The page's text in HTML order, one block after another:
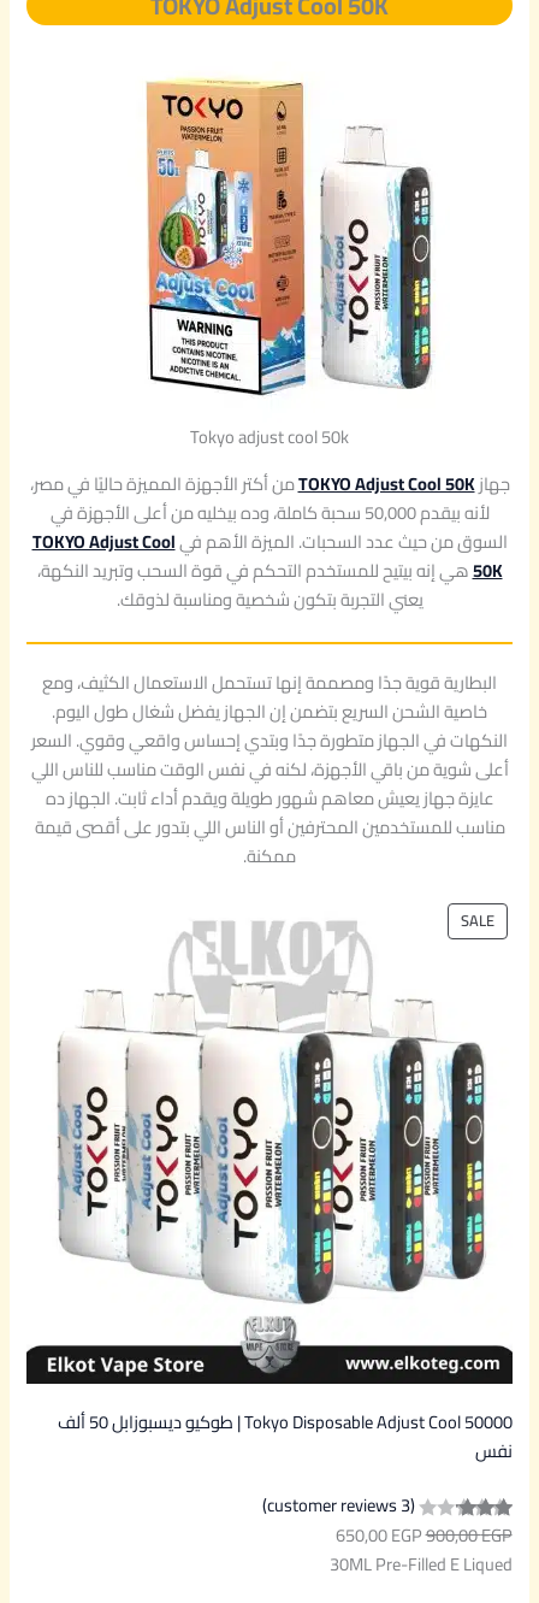
Tokyo adjust cool 50k
جهازTOKYO Adjust Cool 50Kمن أكتر الأجهزة المميزة حاليًا في مصر،
لأنه بيقدم 50,000 سحبة كاملة، وده بيخليه من أعلى الأجهزة في
السوق من حيث عدد السحبات. الميزة الأهم فيTOKYO Adjust Cool
50Kهي إنه بيتيح للمستخدم التحكم في قوة السحب وتبريد النكهة،
يعني التجربة بتكون شخصية ومناسبة لذوقك.
البطارية قوية جدًا ومصممة إنها تستحمل الاستعمال الكثيف، ومع
خاصية الشحن السريع بتضمن إن الجهاز يفضل شغال طول اليوم.
النكهات في الجهاز متطورة جدًا وبتدي إحساس واقعي وقوي. السعر
أعلى شوية من باقي الأجهزة، لكنه في نفس الوقت مناسب للناس اللي
عايزة جهاز يعيش معاهم شهور طويلة ويقدم أداء ثابت. الجهاز ده
مناسب للمستخدمين المحترفين أو الناس اللي بتدور على أقصى قيمة
ممكنة.
SALE
P
R
C
T
O
N
Tokyo Disposable Adjust Cool 50000 | طوكيو ديسبوزابل 50 ألف
نفس
Rated
3.00
3
(3 customer reviews)
900,00EGP
650,00EGP
30ML Pre-Filled E Liqued